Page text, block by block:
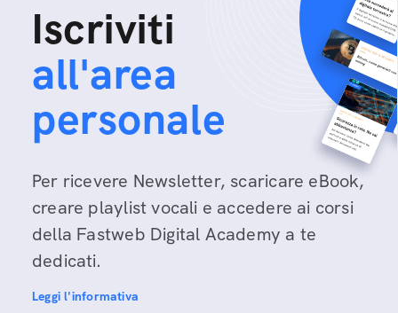
Iscriviti
all'area
personale
Per ricevere Newsletter, scaricare eBook,
creare playlist vocali e accedere ai corsi
della Fastweb Digital Academy a te
dedicati.
Leggi l'informativa